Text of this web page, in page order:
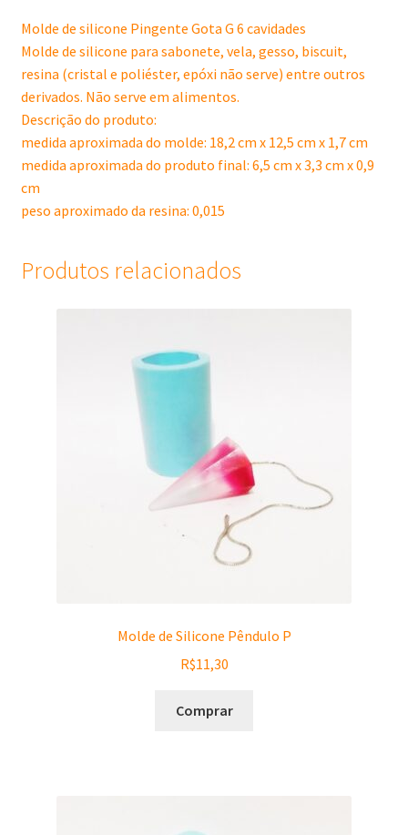
Molde de silicone Pingente Gota G 6 cavidades
Molde de silicone para sabonete, vela, gesso, biscuit,
resina (cristal e poliéster, epóxi não serve) entre outros
derivados. Não serve em alimentos.
Descrição do produto:
medida aproximada do molde: 18,2 cm x 12,5 cm x 1,7 cm
medida aproximada do produto final: 6,5 cm x 3,3 cm x 0,9
cm
peso aproximado da resina: 0,015
Produtos relacionados
Molde de Silicone Pêndulo P
R$11,30
Comprar